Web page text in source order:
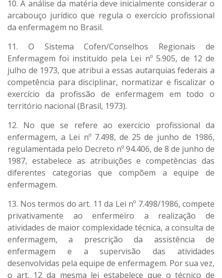
10. A análise da matéria deve inicialmente considerar o
arcabouço jurídico que regula o exercício profissional
da enfermagem no Brasil.
11. O Sistema Cofen/Conselhos Regionais de
Enfermagem foi instituído pela Lei nº 5.905, de 12 de
julho de 1973, que atribui a essas autarquias federais a
competência para disciplinar, normatizar e fiscalizar o
exercício da profissão de enfermagem em todo o
território nacional (Brasil, 1973).
12. No que se refere ao exercício profissional da
enfermagem, a Lei nº 7.498, de 25 de junho de 1986,
regulamentada pelo Decreto nº 94.406, de 8 de junho de
1987, estabelece as atribuições e competências das
diferentes categorias que compõem a equipe de
enfermagem.
13. Nos termos do art. 11 da Lei nº 7.498/1986, compete
privativamente ao enfermeiro a realização de
atividades de maior complexidade técnica, a consulta de
enfermagem, a prescrição da assistência de
enfermagem e a supervisão das atividades
desenvolvidas pela equipe de enfermagem. Por sua vez,
o art. 12 da mesma lei estabelece que o técnico de